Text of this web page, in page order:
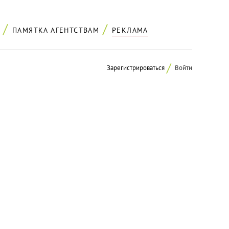
ПАМЯТКА АГЕНТСТВАМ РЕКЛАМА
Зарегистрироваться Войти